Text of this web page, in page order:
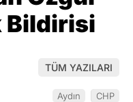
Bildirisi
TÜM YAZILARI
Aydın CHP